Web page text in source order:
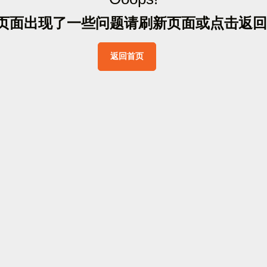
面出现了一些问题请刷新页面或点击返 回
返回首页